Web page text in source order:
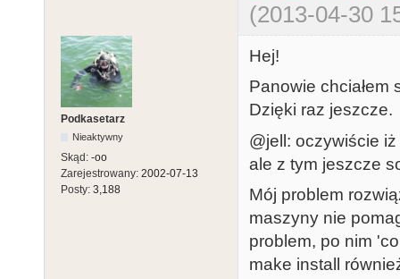
(2013-04-30
Podkasetarz
Nieaktywny
Skąd: -oo
Zarejestrowany: 2002-07-13
Posty: 3,188
Hej!
Panowie chciałem
Dzięki raz jeszcze.
@jell: oczywiście
ale z tym jeszcze
Mój problem
maszyny nie
problem, po nim
make install